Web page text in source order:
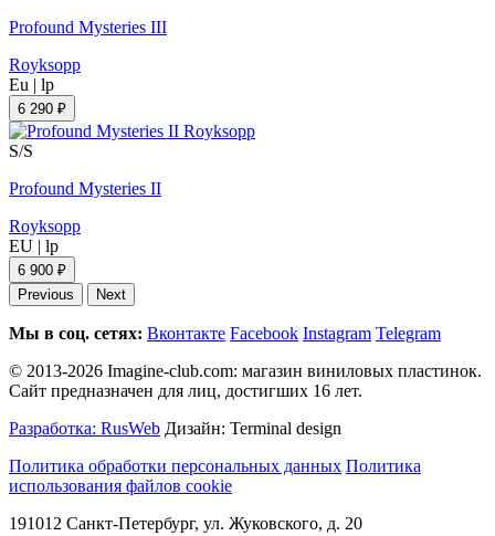
Profound Mysteries III
Royksopp
Eu | lp
6 290 ₽
S/S
Profound Mysteries II
Royksopp
EU | lp
6 900 ₽
Previous
Next
Мы в соц. сетях: Вконтакте Facebook Instagram Telegram
© 2013-2026 Imagine-club.com: магазин виниловых пластинок.
Сайт предназначен для лиц, достигших 16 лет.
Разработка: RusWeb Дизайн: Terminal design
Политика обработки персональных данных Политика
использования файлов cookie
191012 Санкт-Петербург, ул. Жуковского, д. 20